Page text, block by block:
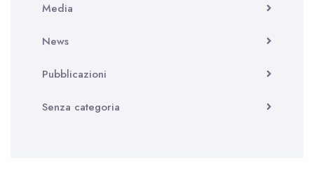
Media
News
Pubblicazioni
Senza categoria